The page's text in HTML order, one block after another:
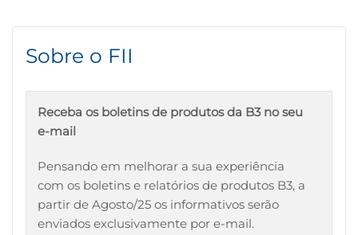
Sobre o FII
Receba os boletins de produtos da B3 no seu
e-mail
Pensando em melhorar a sua experiência
com os boletins e relatórios de produtos B3, a
partir de Agosto/25 os informativos serão
enviados exclusivamente por e-mail.